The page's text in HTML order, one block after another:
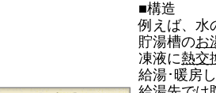
■構造
例えば、水
貯湯槽のお
凍液に熱交
給湯･暖房